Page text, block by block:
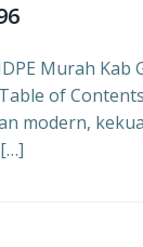
Murah Kab
of
modern,